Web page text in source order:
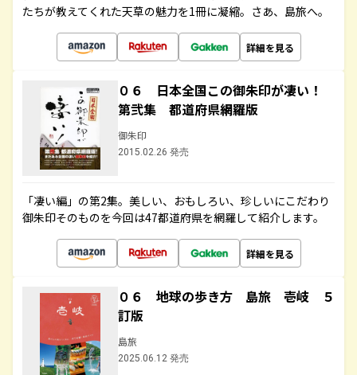
たちが教えてくれた天草の魅力を1冊に凝縮。さあ、島旅へ。
詳細を見る
０６ 日本全国この御朱印が凄い！
第弐集 都道府県網羅版
御朱印
2015.02.26 発売
「凄い編」の第2集。美しい、おもしろい、珍しいにこだわり
御朱印そのものを今回は47都道府県を網羅して紹介します。
詳細を見る
０６ 地球の歩き方 島旅 壱岐 ５
訂版
島旅
2025.06.12 発売